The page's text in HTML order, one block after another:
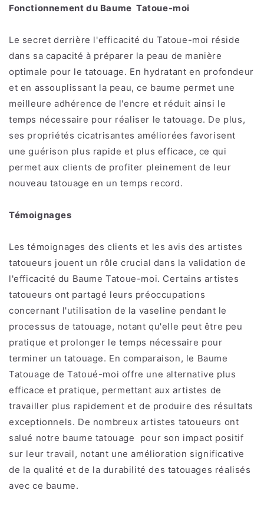
Fonctionnement du Baume Tatoue-moi
Le secret derrière l'efficacité du Tatoue-moi réside
dans sa capacité à préparer la peau de manière
optimale pour le tatouage. En hydratant en profondeur
et en assouplissant la peau, ce baume permet une
meilleure adhérence de l'encre et réduit ainsi le
temps nécessaire pour réaliser le tatouage. De plus,
ses propriétés cicatrisantes améliorées favorisent
une guérison plus rapide et plus efficace, ce qui
permet aux clients de profiter pleinement de leur
nouveau tatouage en un temps record.
Témoignages
Les témoignages des clients et les avis des artistes
tatoueurs jouent un rôle crucial dans la validation de
l'efficacité du Baume Tatoue-moi. Certains artistes
tatoueurs ont partagé leurs préoccupations
concernant l'utilisation de la vaseline pendant le
processus de tatouage, notant qu'elle peut être peu
pratique et prolonger le temps nécessaire pour
terminer un tatouage. En comparaison, le Baume
Tatouage de Tatoué-moi offre une alternative plus
efficace et pratique, permettant aux artistes de
travailler plus rapidement et de produire des résultats
exceptionnels. De nombreux artistes tatoueurs ont
salué notre baume tatouage pour son impact positif
sur leur travail, notant une amélioration significative
de la qualité et de la durabilité des tatouages réalisés
avec ce baume.